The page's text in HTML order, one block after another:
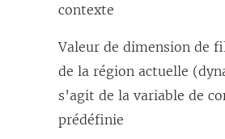
contexte
Valeur de dimension de
de la région actuelle
s’agit de la variable de
prédéfinie